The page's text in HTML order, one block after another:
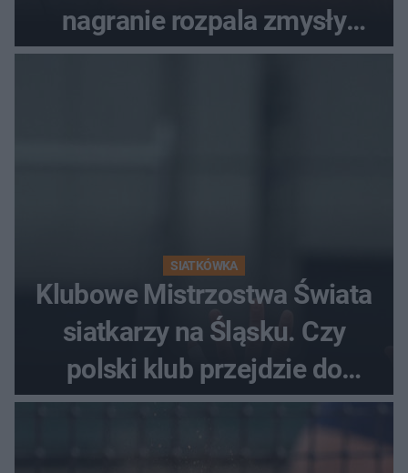
nagranie rozpala zmysły
fanów
SIATKÓWKA
Klubowe Mistrzostwa Świata
siatkarzy na Śląsku. Czy
polski klub przejdzie do
historii